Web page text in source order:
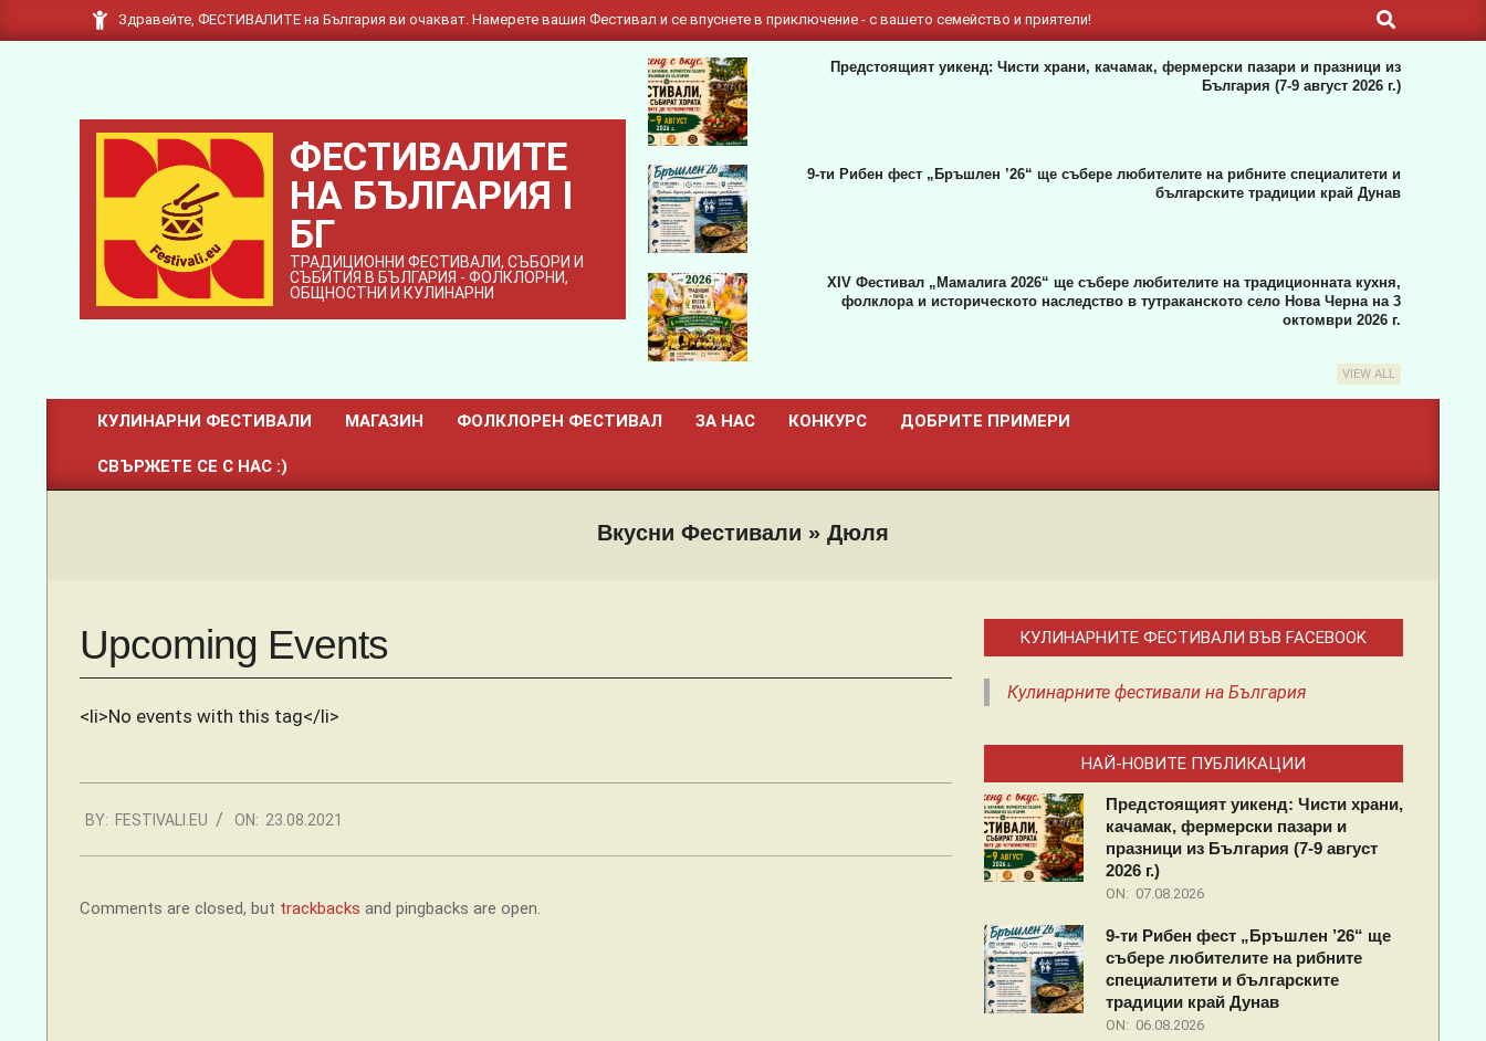
to
Здравейте, ФЕСТИВАЛИТЕ на България ви очакват. Намерете вашия Фестивал и се впуснете в приключение - с вашето семейство и приятели!
Search
ФЕСТИВАЛИТЕ
НА БЪЛГАРИЯ I
БГ
ТРАДИЦИОННИ ФЕСТИВАЛИ, СЪБОРИ И
СЪБИТИЯ В БЪЛГАРИЯ - ФОЛКЛОРНИ,
ОБЩНОСТНИ И КУЛИНАРНИ
Предстоящият уикенд: Чисти храни, качамак, фермерски пазари и празници из
България (7-9 август 2026 г.)
9-ти Рибен фест „Бръшлен ’26“ ще събере любителите на рибните специалитети и
българските традиции край Дунав
XIV Фестивал „Мамалига 2026“ ще събере любителите на традиционната кухня,
фолклора и историческото наследство в тутраканското село Нова Черна на 3
октомври 2026 г.
VIEW ALL
Primary
Navigation
КУЛИНАРНИ ФЕСТИВАЛИ МАГАЗИН ФОЛКЛОРЕН ФЕСТИВАЛ ЗА НАС КОНКУРС ДОБРИТЕ ПРИМЕРИ
СВЪРЖЕТЕ СЕ С НАС :)
Вкусни Фестивали » Дюля
Upcoming Events
<li>No events with this tag</li>
08-
23
BY: FESTIVALI.EU ON: 23.08.2021
Comments are closed, but trackbacks and pingbacks are open.
КУЛИНАРНИТЕ ФЕСТИВАЛИ ВЪВ FACEBOOK
Кулинарните фестивали на България
НАЙ-НОВИТЕ ПУБЛИКАЦИИ
Предстоящият уикенд: Чисти храни,
качамак, фермерски пазари и
празници из България (7-9 август
2026 г.)
ON: 07.08.2026
9-ти Рибен фест „Бръшлен ’26“ ще
събере любителите на рибните
специалитети и българските
традиции край Дунав
ON: 06.08.2026